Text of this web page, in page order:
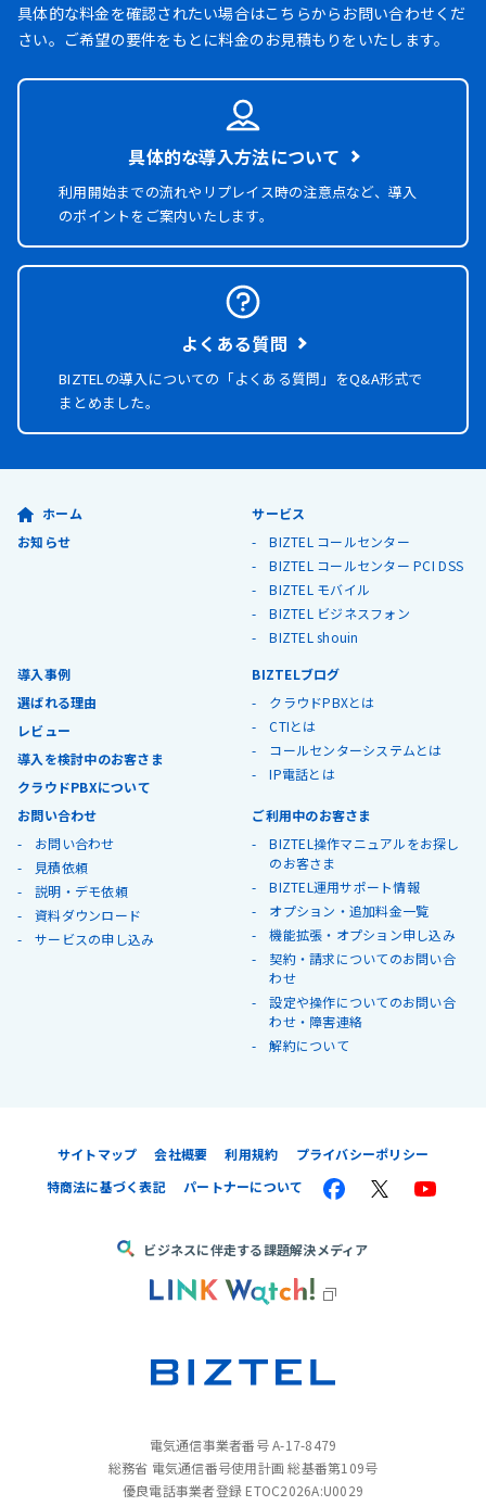
具体的な料金を確認されたい場合はこちらからお問い合わせくだ
さい。ご希望の要件をもとに料金のお見積もりをいたします。
具体的な導入方法について
利用開始までの流れやリプレイス時の注意点など、導入
のポイントをご案内いたします。
よくある質問
BIZTELの導入についての「よくある質問」をQ&A形式で
まとめました。
ホーム
お知らせ
サービス
BIZTEL コールセンター
BIZTEL コールセンター PCI DSS
BIZTEL モバイル
BIZTEL ビジネスフォン
BIZTEL shouin
導入事例
選ばれる理由
レビュー
導入を検討中のお客さま
クラウドPBXについて
BIZTELブログ
クラウドPBXとは
CTIとは
コールセンターシステムとは
IP電話とは
お問い合わせ
お問い合わせ
見積依頼
説明・デモ依頼
資料ダウンロード
サービスの申し込み
ご利用中のお客さま
BIZTEL操作マニュアルをお探し
のお客さま
BIZTEL運用サポート情報
オプション・追加料金一覧
機能拡張・オプション申し込み
契約・請求についてのお問い合
わせ
設定や操作についてのお問い合
わせ・障害連絡
解約について
サイトマップ 会社概要 利用規約
プライバシーポリシー
特商法に基づく表記
パートナーについて
ビジネスに伴走する課題解決メディア
電気通信事業者番号 A-17-8479
総務省 電気通信番号使用計画 総基番第109号
優良電話事業者登録 ETOC2026A:U0029